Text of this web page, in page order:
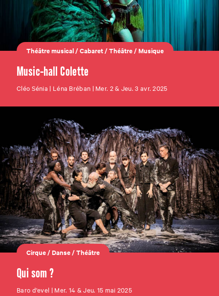
Théâtre musical/Cabaret/Théâtre/ Musique
Music-hall Colette
Cléo Sénia | Léna Bréban | Mer. 2 & Jeu. 3 avr. 2025
Cirque/ Danse/Théâtre
Qui som ?
Baro d'evel | Mer. 14 & Jeu. 15 mai 2025